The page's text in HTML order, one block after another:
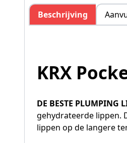
Beschrijving
KRX
DE BESTE PLUMPING
gehydrateerde lippen.
lippen op de langere